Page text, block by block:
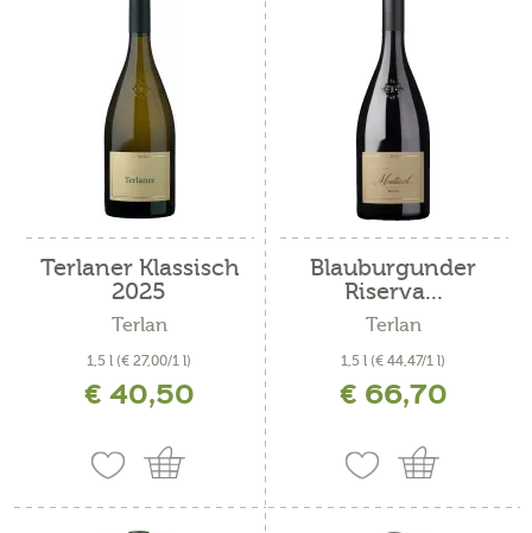
Terlaner Klassisch
2025
Terlan
1,5 l (€ 27,00/1 l)
inkl. MwSt. zzgl. Versandkosten
€ 40,50
Blauburgunder
Riserva...
Terlan
1,5 l (€ 44,47/1 l)
inkl. MwSt. zzgl. Versandkosten
€ 66,70